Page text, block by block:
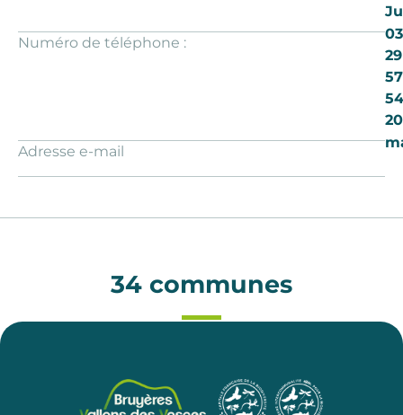
Numéro de téléphone :
03
29
57
54
20
Adresse e-mail
34 communes